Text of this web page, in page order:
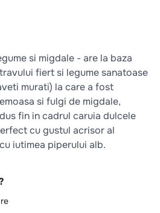
si migdale - are la baza
fiert si legume sanatoase
murati) la care a fost
si fulgi de migdale,
fin in cadrul caruia dulcele
cu gustul acrisor al
iutimea piperului alb.